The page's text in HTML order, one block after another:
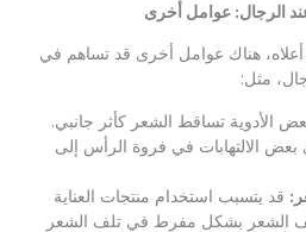
الرجال: عوامل أخرى
أعلاه، هناك عوامل أخرى قد تساهم في
مثل:
الأدوية تساقط الشعر كأثر جانبي.
الالتهابات في فروة الرأس إلى
: قد يتسبب استخدام منتجات العناية
الشعر بشكل مفرط في تلف الشعر